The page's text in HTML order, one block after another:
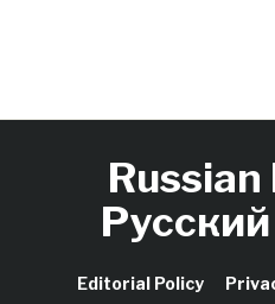
Russian
Editorial Policy